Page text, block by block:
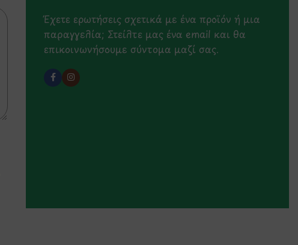
Έχετε ερωτήσεις σχετικά με ένα προϊόν ή μια
παραγγελία; Στείλτε μας ένα email και θα
επικοινωνήσουμε σύντομα μαζί σας.